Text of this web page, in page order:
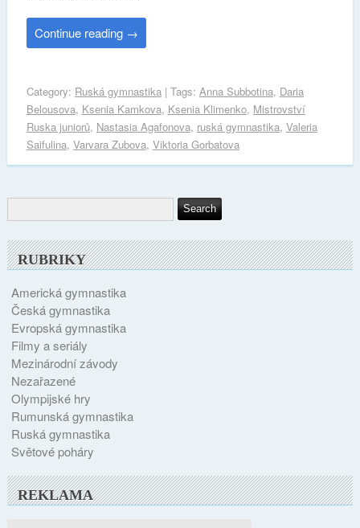
Continue reading →
Category: Ruská gymnastika| Tags: Anna Subbotina, Daria
Belousova, Ksenia Kamkova, Ksenia Klimenko, Mistrovství
Ruska juniorů, Nastasia Agafonova, ruská gymnastika, Valeria
Saifulina, Varvara Zubova, Viktoria Gorbatova
RUBRIKY
Americká gymnastika
Česká gymnastika
Evropská gymnastika
Filmy a seriály
Mezinárodní závody
Nezařazené
Olympijské hry
Rumunská gymnastika
Ruská gymnastika
Světové poháry
REKLAMA